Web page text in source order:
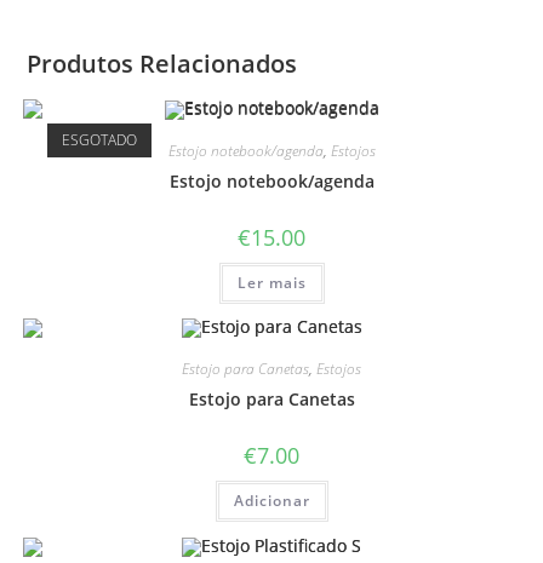
Produtos Relacionados
ESGOTADO Estojo notebook/agenda, Estojos
Estojo notebook/agenda
€15.00
Ler mais
Estojo para Canetas, Estojos
Estojo para Canetas
€7.00
Adicionar